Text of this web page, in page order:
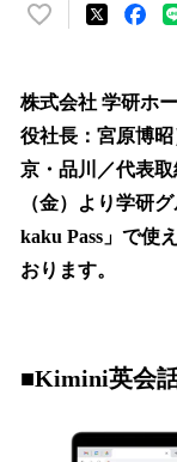
い
！
数
を
読
み
込
中
株式会社 学研ホ
役社長：宮原博
京・品川／代表取
（金）より学研
kaku Pass」で使
おります。
■Kimini英会